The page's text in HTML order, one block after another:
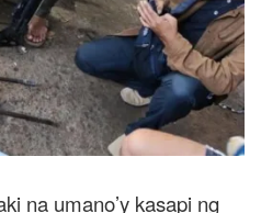
na umano’y kasapi ng